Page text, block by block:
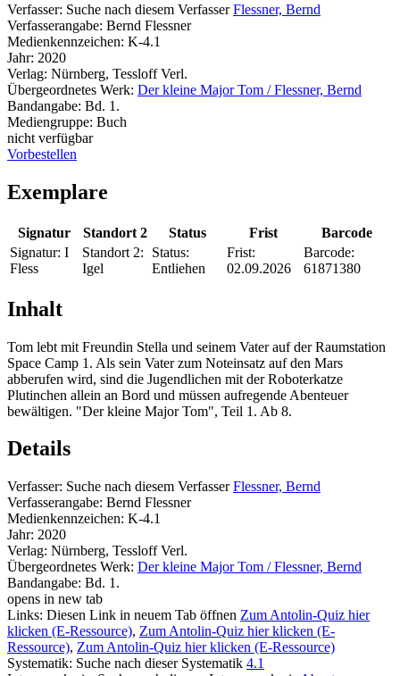
Verfasser: Suche nach diesem Verfasser Flessner, Bernd
Verfasserangabe: Bernd Flessner
Medienkennzeichen: K-4.1
Jahr: 2020
Verlag: Nürnberg, Tessloff Verl.
Übergeordnetes Werk: Der kleine Major Tom / Flessner, Bernd
Bandangabe: Bd. 1.
Mediengruppe: Buch
nicht verfügbar
Vorbestellen
Exemplare
Signatur Standort 2 Status Frist
Barcode
Signatur: I
Fless
Standort 2:
Igel
Status:
Entliehen
Frist:
02.09.2026
Barcode:
61871380
Inhalt
Tom lebt mit Freundin Stella und seinem Vater auf der Raumstation
Space Camp 1. Als sein Vater zum Noteinsatz auf den Mars
abberufen wird, sind die Jugendlichen mit der Roboterkatze
Plutinchen allein an Bord und müssen aufregende Abenteuer
bewältigen. "Der kleine Major Tom", Teil 1. Ab 8.
Details
Verfasser: Suche nach diesem Verfasser Flessner, Bernd
Verfasserangabe: Bernd Flessner
Medienkennzeichen: K-4.1
Jahr: 2020
Verlag: Nürnberg, Tessloff Verl.
Übergeordnetes Werk: Der kleine Major Tom / Flessner, Bernd
Bandangabe: Bd. 1.
opens in new tab
Links: Diesen Link in neuem Tab öffnen Zum Antolin-Quiz hier
klicken (E-Ressource), Zum Antolin-Quiz hier klicken (E-
Ressource), Zum Antolin-Quiz hier klicken (E-Ressource)
Systematik: Suche nach dieser Systematik 4.1